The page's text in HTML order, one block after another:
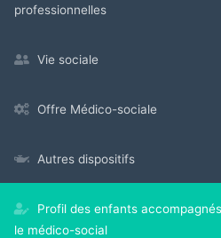
professionnelles
Vie sociale
Offre Médico-sociale
Autres dispositifs
Profil des enfants
le médico-social